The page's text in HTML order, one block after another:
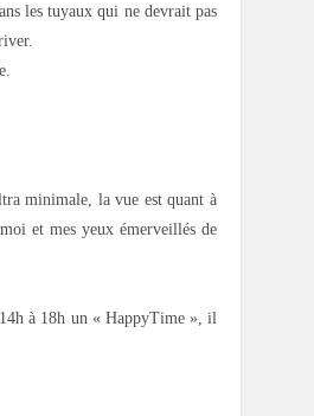
les tuyaux qui ne devrait pas
minimale, la vue est quant à
et mes yeux émerveillés de
à 18h un « HappyTime », il